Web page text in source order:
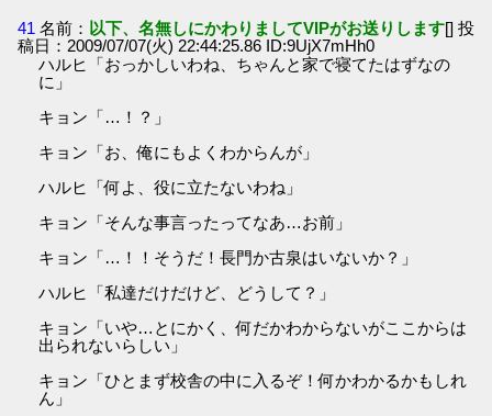
41 名前： 以下、名無しにかわりましてVIPがお送りします[] 投
稿日：2009/07/07(火) 22:44:25.86 ID:9UjX7mHh0
ハルヒ「おっかしいわね、ちゃんと家で寝てたはずなの
に」
キョン「…！？」
キョン「お、俺にもよくわからんが」
ハルヒ「何よ、役に立たないわね」
キョン「そんな事言ったってなあ…お前」
キョン「…！！そうだ！長門か古泉はいないか？」
ハルヒ「私達だけだけど、どうして？」
キョン「いや…とにかく、何だかわからないがここからは
出られないらしい」
キョン「ひとまず校舎の中に入るぞ！何かわかるかもしれ
ん」